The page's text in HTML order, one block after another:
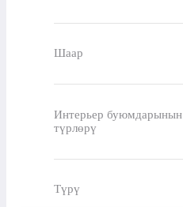
Шаар
Интерьер буюмдарынын
түрлөрү
Түрү